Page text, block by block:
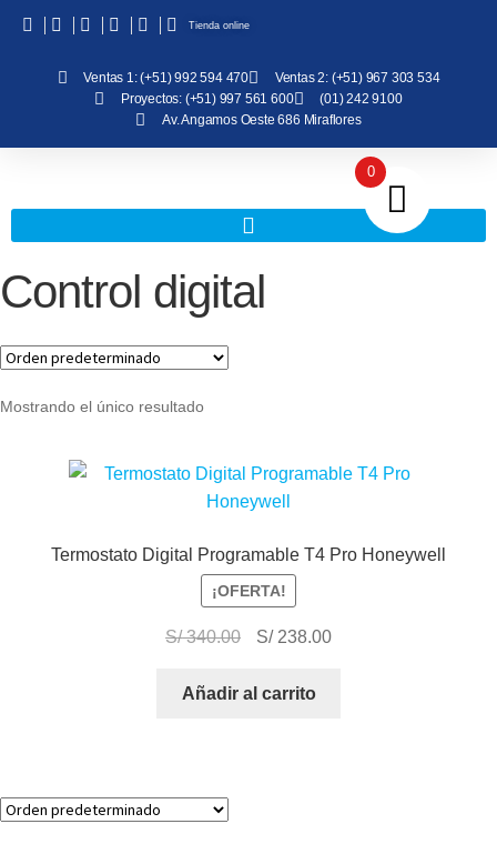
Ventas 1: (+51) 992 594 470
Ventas 2: (+51) 967 303 534
Proyectos: (+51) 997 561 600
(01) 242 9100
Av. Angamos Oeste 686 Miraflores
Tienda online
Control digital
Mostrando el único resultado
Termostato Digital Programable T4 Pro Honeywell
¡OFERTA!
S/340.00 S/238.00
Añadir al carrito
0